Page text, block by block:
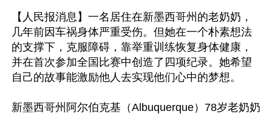
【人民报消息】一名居住在新墨西哥州的老奶奶，
几年前因车祸身体严重受伤。但她在一个朴素想法
的支撑下，克服障碍，靠举重训练恢复身体健康，
并在首次参加全国比赛中创造了四项纪录。她希望
自己的故事能激励他人去实现他们心中的梦想。
新墨西哥州阿尔伯克基（Albuquerque）78岁老奶奶